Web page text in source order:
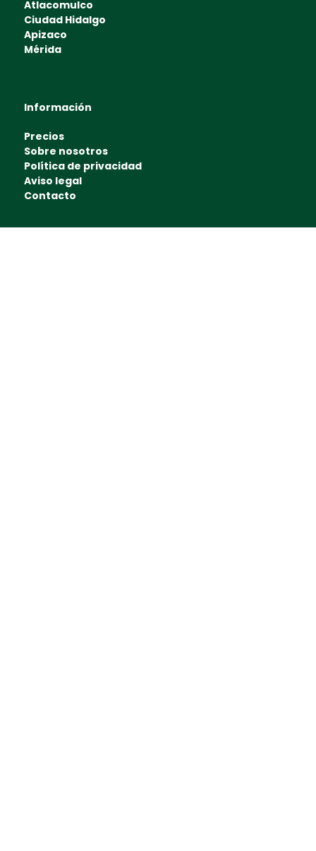
Atlacomulco
Ciudad Hidalgo
Apizaco
Mérida
Información
Precios
Sobre nosotros
Política de privacidad
Aviso legal
Contacto